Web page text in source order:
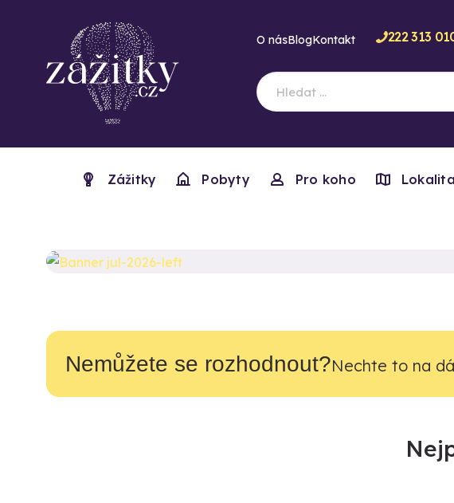
O násBlogKontakt 222 313
Zážitky Pobyty Pro koho Lokalita
Nemůžete se rozhodnout?Nechte to na